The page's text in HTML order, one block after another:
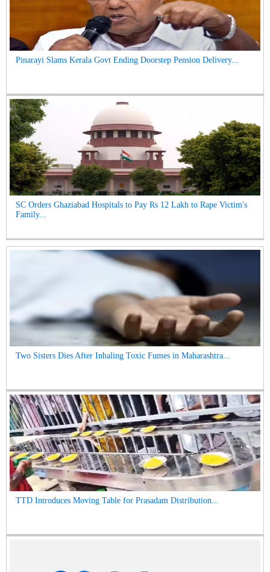
Pinarayi Slams Kerala Govt Ending Doorstep Pension Delivery...
SC Orders Ghaziabad Hospitals to Pay Rs 12 Lakh to Rape Victim's
Family...
Two Sisters Dies After Inhaling Toxic Fumes in Maharashtra...
TTD Introduces Moving Table for Prasadam Distribution...